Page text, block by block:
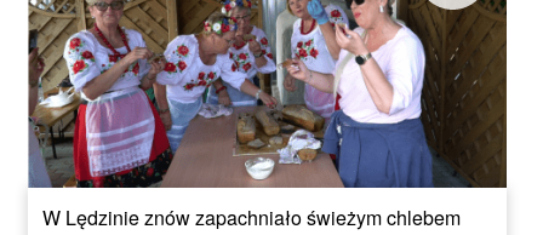
W Lędzinie znów zapachniało świeżym chlebem